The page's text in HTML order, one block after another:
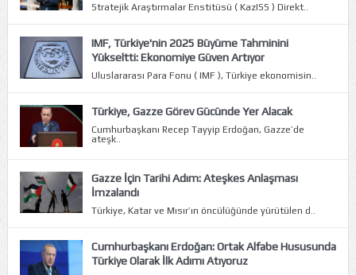
Stratejik Araştırmalar Enstitüsü ( KazISS ) Direkt..
IMF, Türkiye'nin 2025 Büyüme Tahminini
Yükseltti: Ekonomiye Güven Artıyor
Uluslararası Para Fonu ( IMF ), Türkiye ekonomisin..
Türkiye, Gazze Görev Gücünde Yer Alacak
Cumhurbaşkanı Recep Tayyip Erdoğan, Gazze’de
ateşk..
Gazze İçin Tarihi Adım: Ateşkes Anlaşması
İmzalandı
Türkiye, Katar ve Mısır’ın öncülüğünde yürütülen d..
Cumhurbaşkanı Erdoğan: Ortak Alfabe Hususunda
Türkiye Olarak İlk Adımı Atıyoruz